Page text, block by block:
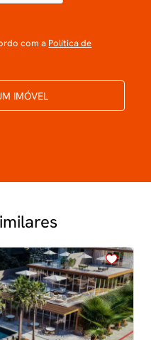
com a Política de
IMÓVEL